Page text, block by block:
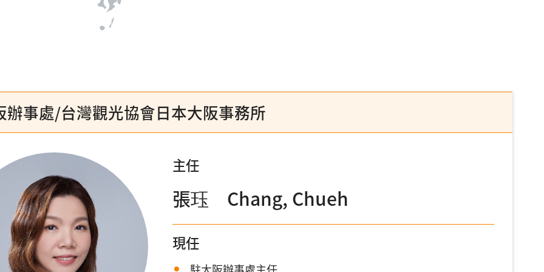
辦事處/台灣觀光協會日本大阪事務所
主任
張珏 Chang, Chueh
現任